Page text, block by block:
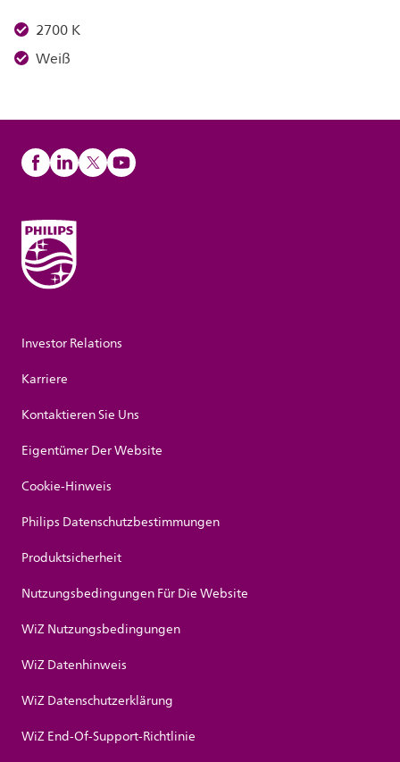
2700 K
Weiß
Investor Relations
Karriere
Kontaktieren Sie Uns
Eigentümer Der Website
Cookie-Hinweis
Philips Datenschutzbestimmungen
Produktsicherheit
Nutzungsbedingungen Für Die Website
WiZ Nutzungsbedingungen
WiZ Datenhinweis
WiZ Datenschutzerklärung
WiZ End-Of-Support-Richtlinie